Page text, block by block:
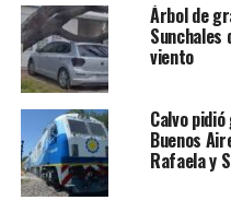
Árbol de
viento
Calvo
Buenos
Rafaela y